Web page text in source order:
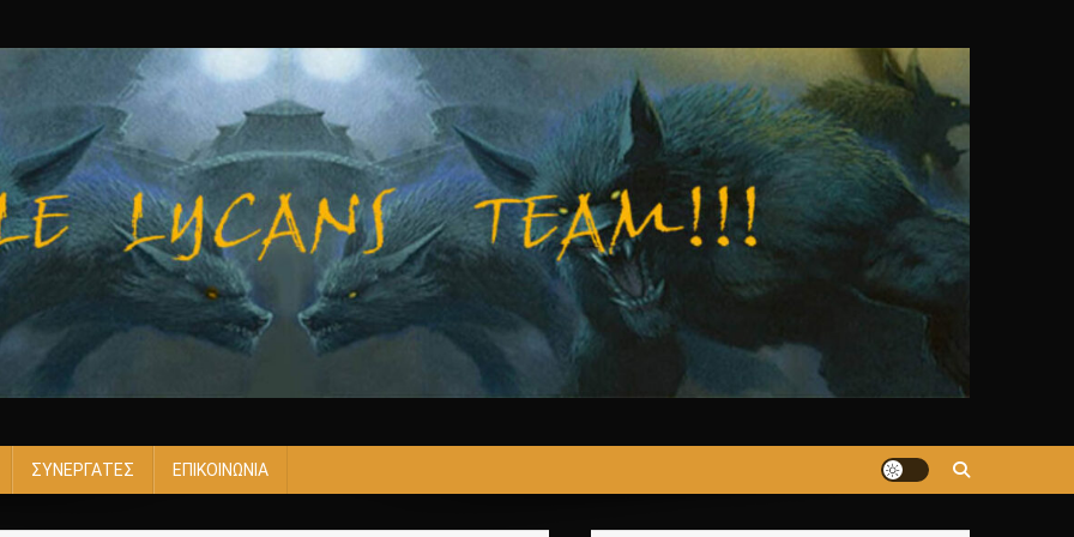
ΣΥΝΕΡΓΑΤΕΣ ΕΠΙΚΟΙΝΩΝΙΑ